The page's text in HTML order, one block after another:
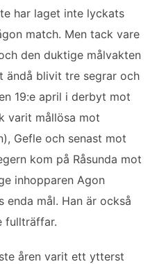
har laget inte lyckats
match. Men tack vare
den duktige målvakten
ändå blivit tre segrar och
19:e april i derbyt mot
varit mållösa mot
Gefle och senast mot
kom på Råsunda mot
inhopparen Agon
enda mål. Han är också
fullträffar.
åren varit ett ytterst